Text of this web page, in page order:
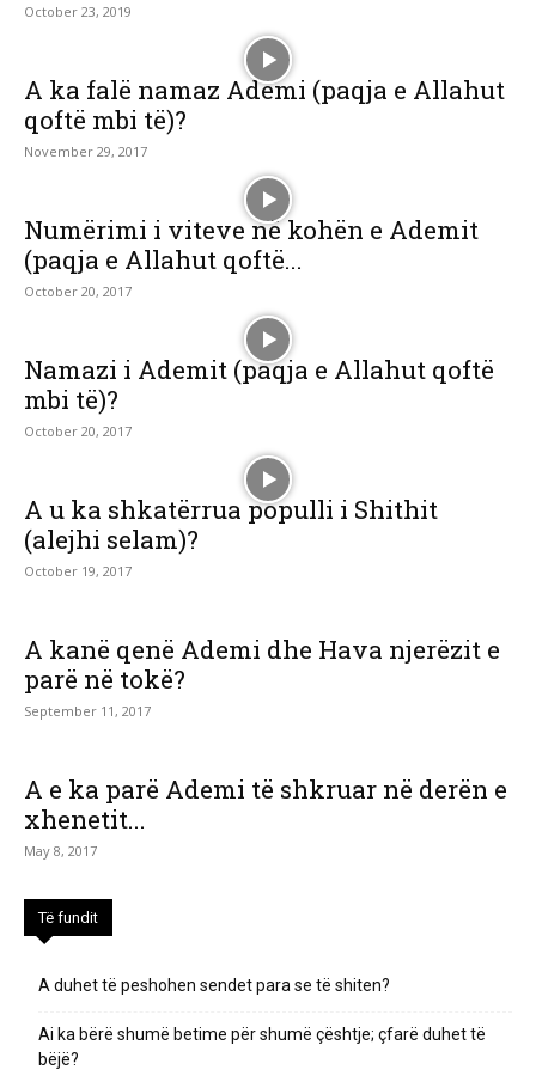
October 23, 2019
A ka falë namaz Ademi (paqja e Allahut
qoftë mbi të)?
November 29, 2017
Numërimi i viteve në kohën e Ademit
(paqja e Allahut qoftë...
October 20, 2017
Namazi i Ademit (paqja e Allahut qoftë
mbi të)?
October 20, 2017
A u ka shkatërrua populli i Shithit
(alejhi selam)?
October 19, 2017
A kanë qenë Ademi dhe Hava njerëzit e
parë në tokë?
September 11, 2017
A e ka parë Ademi të shkruar në derën e
xhenetit...
May 8, 2017
Të fundit
A duhet të peshohen sendet para se të shiten?
Ai ka bërë shumë betime për shumë çështje; çfarë duhet të
bëjë?